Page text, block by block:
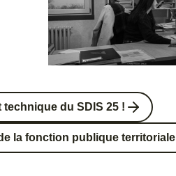
du SDIS 25 !
la fonction publique territoriale